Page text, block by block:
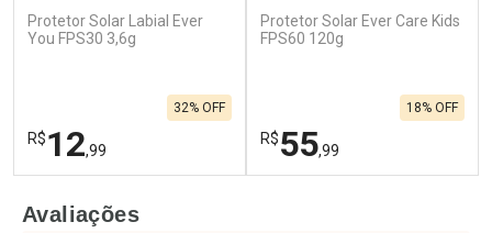
Protetor Solar Labial Ever
You FPS30 3,6g
R$12,99
32% OFF
Protetor Solar Ever Care Kids
FPS60 120g
R$55,99
18% OFF
Avaliações